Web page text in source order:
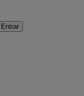
Entrar